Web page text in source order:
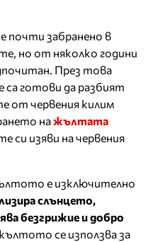
забранено в
но от няколко години
През това
са готови да разбият
от червения килим
нажълтата
си изяви на червения
е изключително
слънцето,
безгрижие и добро
се използва за